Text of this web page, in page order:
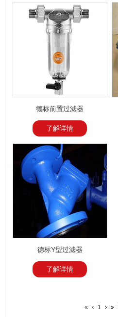
德标前置过滤器
了解详情
德标Y型过滤器
了解详情
1